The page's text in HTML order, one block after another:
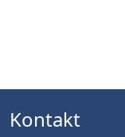
Kontakt